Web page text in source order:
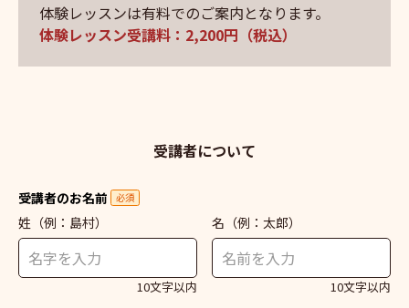
体験レッスンは有料でのご案内となります。
体験レッスン受講料：2,200円（税込）
受講者について
受講者のお名前 必須
姓 （例：島村）
10文字以内
名 （例：太郎）
10文字以内